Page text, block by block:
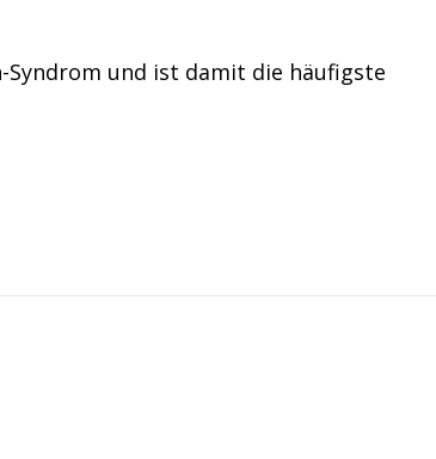
Syndrom und ist damit die häufigste